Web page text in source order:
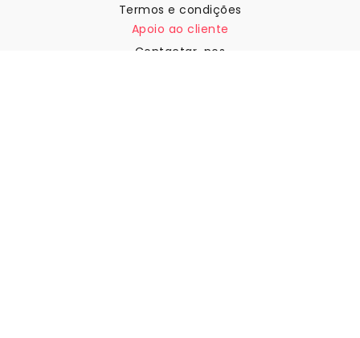
Termos e condições
Apoio ao cliente
Contactar-nos